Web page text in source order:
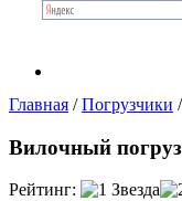
Главная /Погрузчики /
Вилочный
Рейтинг: